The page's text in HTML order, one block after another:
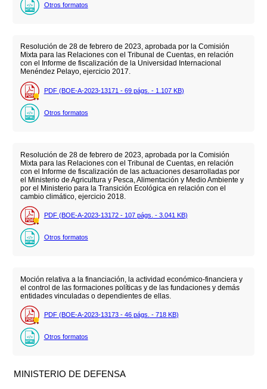
Otros formatos
Resolución de 28 de febrero de 2023, aprobada por la Comisión
Mixta para las Relaciones con el Tribunal de Cuentas, en relación
con el Informe de fiscalización de la Universidad Internacional
Menéndez Pelayo, ejercicio 2017.
PDF (BOE-A-2023-13171 - 69 págs. - 1.107 KB)
Otros formatos
Resolución de 28 de febrero de 2023, aprobada por la Comisión
Mixta para las Relaciones con el Tribunal de Cuentas, en relación
con el Informe de fiscalización de las actuaciones desarrolladas por
el Ministerio de Agricultura y Pesca, Alimentación y Medio Ambiente y
por el Ministerio para la Transición Ecológica en relación con el
cambio climático, ejercicio 2018.
PDF (BOE-A-2023-13172 - 107 págs. - 3.041 KB)
Otros formatos
Moción relativa a la financiación, la actividad económico-financiera y
el control de las formaciones políticas y de las fundaciones y demás
entidades vinculadas o dependientes de ellas.
PDF (BOE-A-2023-13173 - 46 págs. - 718 KB)
Otros formatos
MINISTERIO DE DEFENSA